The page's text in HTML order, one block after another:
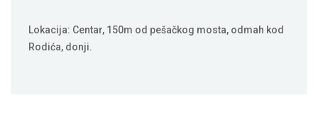
Lokacija: Centar, 150m od pešačkog mosta, odmah kod
Rodića, donji.